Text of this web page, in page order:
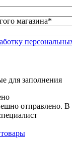
магазина*
для заполнения
отправлено.